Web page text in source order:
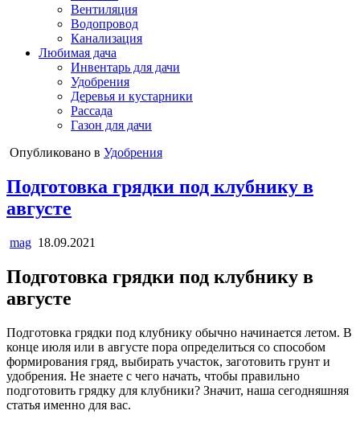
Вентиляция
Водопровод
Канализация
Любимая дача
Инвентарь для дачи
Удобрения
Деревья и кустарники
Рассада
Газон для дачи
Опубликовано в Удобрения
Подготовка грядки под клубнику в
августе
mag 18.09.2021
Подготовка грядки под клубнику в
августе
Подготовка грядки под клубнику обычно начинается летом. В
конце июля или в августе пора определиться со способом
формирования гряд, выбирать участок, заготовить грунт и
удобрения. Не знаете с чего начать, чтобы правильно
подготовить грядку для клубники? Значит, наша сегодняшняя
статья именно для вас.